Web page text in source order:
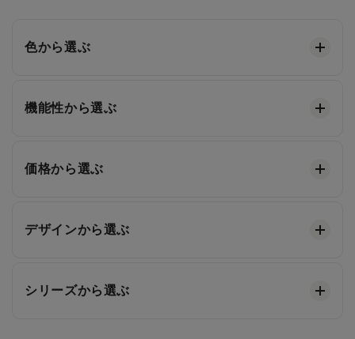
色から選ぶ
機能性から選ぶ
価格から選ぶ
デザインから選ぶ
シリーズから選ぶ